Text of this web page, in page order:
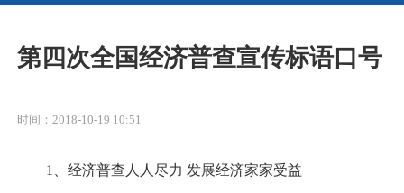
第四次全国经济普查宣传标语口号
时间：2018-10-19 10:51
1、经济普查人人尽力 发展经济家家受益